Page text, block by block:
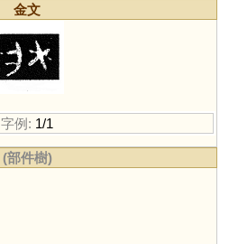
金文
字例: 1/1
(部件樹)